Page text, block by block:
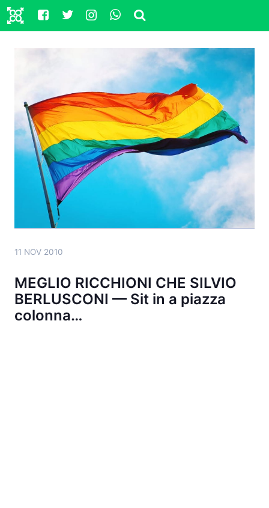
11 NOV 2010
MEGLIO RICCHIONI CHE SILVIO
BERLUSCONI — Sit in a piazza
colonna…